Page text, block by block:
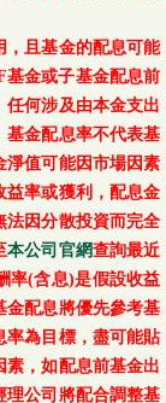
，且基金的配息可能
基金或子基金配息前
何涉及由本金支出
基金配息率不代表基
淨值可能因市場因素
益率或獲利，配息金
法因分散投資而完全
本公司官網查詢最近
率(含息)是假設收益
金配息將優先參考基
率為目標，盡可能貼
，如配息前基金出
理公司將配合調整基